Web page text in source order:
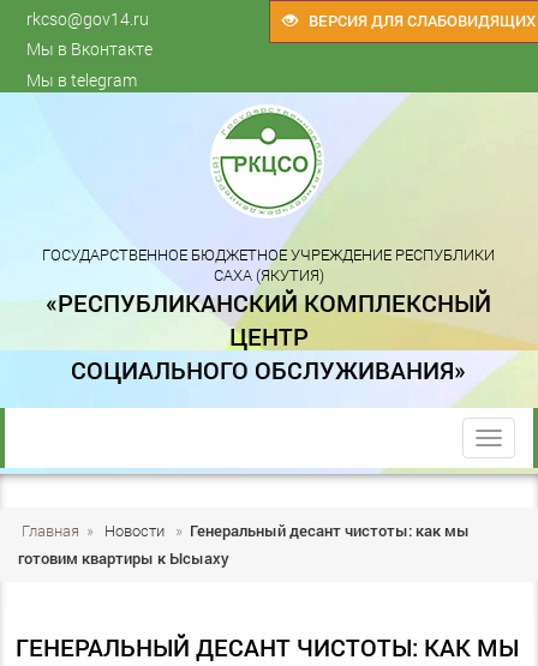
ВЕРСИЯ ДЛЯ СЛАБОВИДЯЩИХ
rkcso@gov14.ru
Мы в Вконтакте
Мы в telegram
ГОСУДАРСТВЕННОЕ БЮДЖЕТНОЕ УЧРЕЖДЕНИЕ РЕСПУБЛИКИ
САХА (ЯКУТИЯ)
«РЕСПУБЛИКАНСКИЙ КОМПЛЕКСНЫЙ
ЦЕНТР
СОЦИАЛЬНОГО ОБСЛУЖИВАНИЯ»
trk
Главная » Новости » Генеральный десант чистоты: как мы
готовим квартиры к Ысыаху
ГЕНЕРАЛЬНЫЙ ДЕСАНТ ЧИСТОТЫ: КАК МЫ